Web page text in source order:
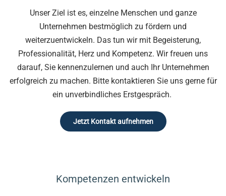
Unser Ziel ist es, einzelne Menschen und ganze
Unternehmen bestmöglich zu fördern und
weiterzuentwickeln. Das tun wir mit Begeisterung,
Professionalität, Herz und Kompetenz. Wir freuen uns
darauf, Sie kennenzulernen und auch Ihr Unternehmen
erfolgreich zu machen. Bitte kontaktieren Sie uns gerne für
ein unverbindliches Erstgespräch.
Jetzt Kontakt aufnehmen
Kompetenzen entwickeln